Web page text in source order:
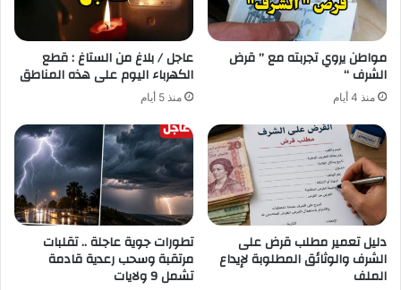
مواطن يروي تجربته مع ” قرض
الشرف “
منذ 4 أيام
عاجل / بلاغ من الستاغ : قطع
الكهرباء اليوم على هذه المناطق
منذ 5 أيام
دليل تعمير مطلب قرض على
الشرف والوثائق المطلوبة لإيداع
الملف
تطورات جوية عاجلة .. تقلبات
مرتقبة وسحب رعدية قادمة
تشمل 9 ولايات